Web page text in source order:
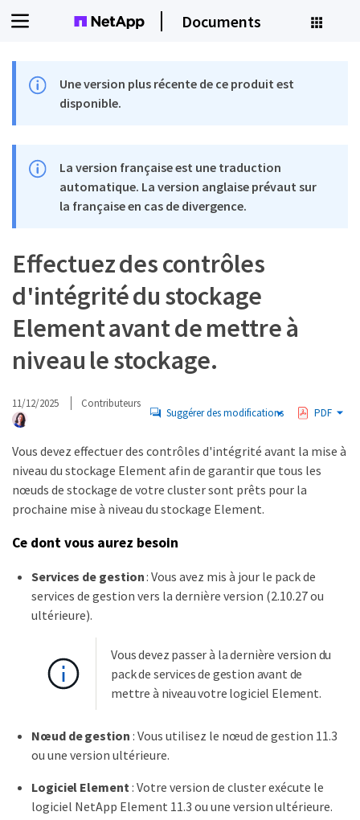
Documents
Une version plus récente de ce produit est
disponible.
La version française est une traduction
automatique. La version anglaise prévaut sur
la française en cas de divergence.
Effectuez des contrôles
d'intégrité du stockage
Element avant de mettre à
niveau le stockage.
11/12/2025 Contributeurs
Suggérer des modifications PDF
Vous devez effectuer des contrôles d'intégrité avant la mise à
niveau du stockage Element afin de garantir que tous les
nœuds de stockage de votre cluster sont prêts pour la
prochaine mise à niveau du stockage Element.
Ce dont vous aurez besoin
Services de gestion: Vous avez mis à jour le pack de
services de gestion vers la dernière version (2.10.27 ou
ultérieure).
Vous devez passer à la dernière version du
pack de services de gestion avant de
mettre à niveau votre logiciel Element.
Nœud de gestion : Vous utilisez le nœud de gestion 11.3
ou une version ultérieure.
Logiciel Element: Votre version de cluster exécute le
logiciel NetApp Element 11.3 ou une version ultérieure.